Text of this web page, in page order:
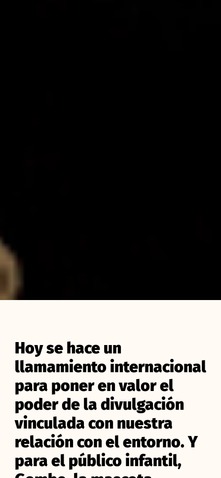
Hoy se hace un
llamamiento internacional
para poner en valor el
poder de la divulgación
vinculada con nuestra
relación con el entorno. Y
para el público infantil,